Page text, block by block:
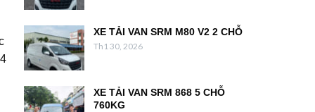
XE TẢI VAN SRM M80 V2 2 CHỖ
Th1 30, 2026
XE TẢI VAN SRM 868 5 CHỖ
760KG